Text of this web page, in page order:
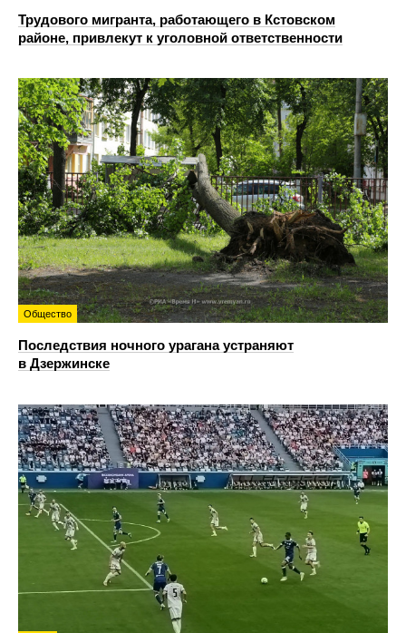
Трудового мигранта, работающего в Кстовском
районе, привлекут к уголовной ответственности
Общество
Последствия ночного урагана устраняют
в Дзержинске